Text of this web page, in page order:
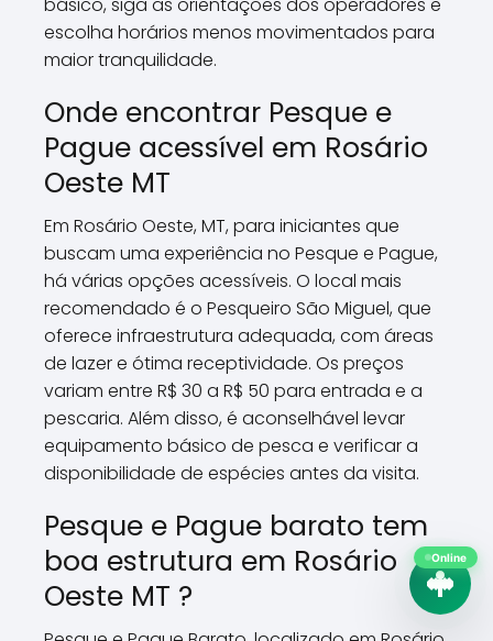
escolha horários menos movimentados para
maior tranquilidade.
Onde encontrar Pesque e
Pague acessível em Rosário
Oeste MT
Em Rosário Oeste, MT, para iniciantes que
buscam uma experiência no Pesque e Pague,
há várias opções acessíveis. O local mais
recomendado é o Pesqueiro São Miguel, que
oferece infraestrutura adequada, com áreas
de lazer e ótima receptividade. Os preços
variam entre R$ 30 a R$ 50 para entrada e a
pescaria. Além disso, é aconselhável levar
equipamento básico de pesca e verificar a
disponibilidade de espécies antes da visita.
Pesque e Pague barato tem
boa estrutura em Rosário
Oeste MT ?
Online